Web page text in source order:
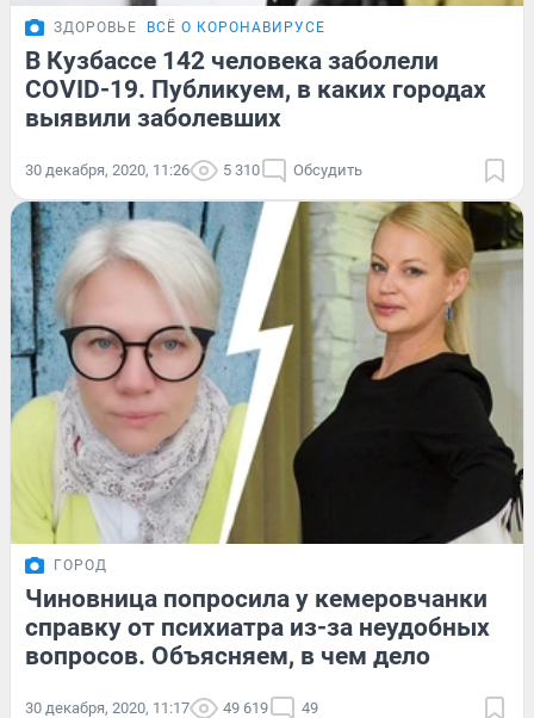
ЗДОРОВЬЕ ВСЁ О КОРОНАВИРУСЕ
В Кузбассе 142 человека заболели
COVID-19. Публикуем, в каких городах
выявили заболевших
30 декабря, 2020, 11:26 5 310 Обсудить
ГОРОД
Чиновница попросила у кемеровчанки
справку от психиатра из-за неудобных
вопросов. Объясняем, в чем дело
30 декабря, 2020, 11:17 49 619 49